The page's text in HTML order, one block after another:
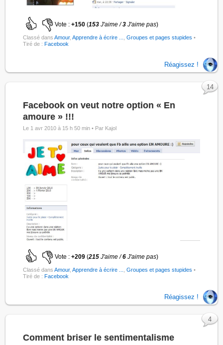
Vote :+150 (153J'aime /3 J'aime pas)
Classé dansAmour,Apprendre à écrire ... ,Groupes et pages stupides •
Tiré de :Facebook
Réagissez !
Facebook on veut notre option « En
amoure » !!!
Le 1 avr 2010 à 15 h 50 min • Par Kajol
Vote :+209 (215J'aime /6 J'aime pas)
Classé dansAmour,Apprendre à écrire ... ,Groupes et pages stupides
14
•
Tiré de :Facebook
Réagissez !
Comment briser le sentimentalisme
4